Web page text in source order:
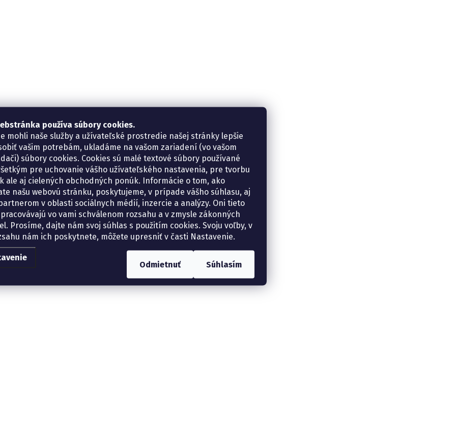
používa súbory cookies.
mohli naše služby a užívateľské prostredie našej stránky lepšie
vašim potrebám, ukladáme na vašom zariadení (vo vašom
súbory cookies. Cookies sú malé textové súbory používané
pre uchovanie vášho užívateľského nastavenia, pre tvorbu
ale aj cielených obchodných ponúk. Informácie o tom, ako
našu webovú stránku, poskytujeme, v prípade vášho súhlasu, aj
v oblasti sociálnych médií, inzercie a analýzy. Oni tieto
vo vami schválenom rozsahu a v zmysle zákonných
Prosíme, dajte nám svoj súhlas s použitím cookies. Svoju voľby, v
nám ich poskytnete, môžete upresniť v časti Nastavenie.
Odmietnuť Súhlasím